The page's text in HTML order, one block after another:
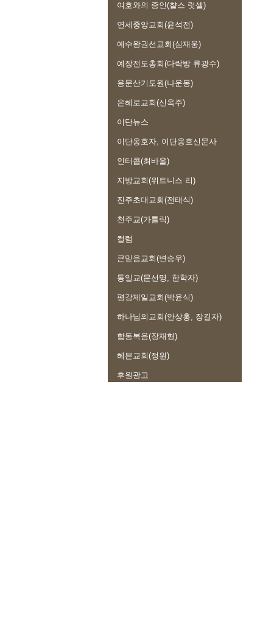
여호와의 증인(챨스 럿셀)
연세중앙교회(윤석전)
예수왕권선교회(심재웅)
예장전도총회(다락방 류광수)
용문산기도원(나운몽)
은혜로교회(신옥주)
이단뉴스
이단옹호자, 이단옹호신문사
인터콥(최바울)
지방교회(위트니스 리)
진주초대교회(전태식)
천주교(가톨릭)
컬럼
큰믿음교회(변승우)
통일교(문선명, 한학자)
평강제일교회(박윤식)
하나님의교회(안상홍, 장길자)
합동복음(장재형)
헤븐교회(정원)
후원광고